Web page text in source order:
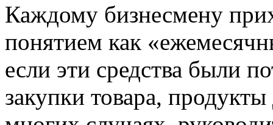
Каждому бизнесмену
понятием как
если эти средства были
закупки товара,